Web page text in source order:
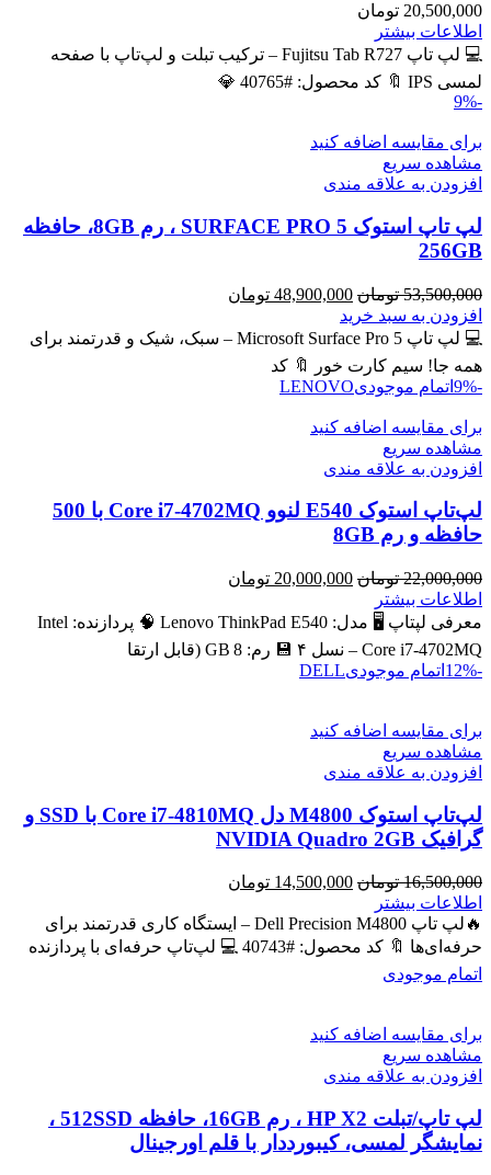
20,500,000 تومان
اطلاعات بیشتر
💻 لپ تاپ Fujitsu Tab R727 – ترکیب تبلت و لپ‌تاپ با صفحه
لمسی IPS 🔖 کد محصول: #40765 💎
-9%
برای مقایسه اضافه کنید
مشاهده سریع
افزودن به علاقه مندی
لپ تاپ استوک SURFACE PRO 5 ، رم 8GB، حافظه
256GB
53,500,000 تومان قیمت
اصلی
53,500,000 تومان
48,900,000 تومان
48,900,000 تومان
افزودن به سبد خرید
💻 لپ تاپ Microsoft Surface Pro 5 – سبک، شیک و قدرتمند برای
همه جا! سیم کارت خور 🔖 کد
-9%
اتمام موجودیLENOVO
برای مقایسه اضافه کنید
مشاهده سریع
افزودن به علاقه مندی
لپ‌تاپ استوک E540 لنوو Core i7-4702MQ با 500
حافظه و رم 8GB
22,000,000 تومان قیمت
22,000,000 تومان
20,000,000 تومان
20,000,000 تومان
است.
اطلاعات بیشتر
معرفی لپتاپ 🖥️ مدل: Lenovo ThinkPad E540 🧠 پردازنده: Intel
Core i7‑4702MQ – نسل ۴ 💾 رم: 8 GB (قابل ارتقا
-12%
اتمام موجودیDELL
برای مقایسه اضافه کنید
مشاهده سریع
افزودن به علاقه مندی
لپ‌تاپ استوک M4800 دل Core i7-4810MQ با SSD و
گرافیک NVIDIA Quadro 2GB
16,500,000 تومان قیمت
16,500,000 تومان
بود.
14,500,000 تومان
14,500,000 تومان
است.
اطلاعات بیشتر
🔥لپ تاپ Dell Precision M4800 – ایستگاه کاری قدرتمند برای
حرفه‌ای‌ها 🔖 کد محصول: #40743 💻 لپ‌تاپ حرفه‌ای با پردازنده
اتمام موجودی
برای مقایسه اضافه کنید
مشاهده سریع
افزودن به علاقه مندی
لپ تاپ/تبلت HP X2 ، رم 16GB، حافظه 512SSD ،
نمایشگر لمسی، کیبورددار با قلم اورجینال